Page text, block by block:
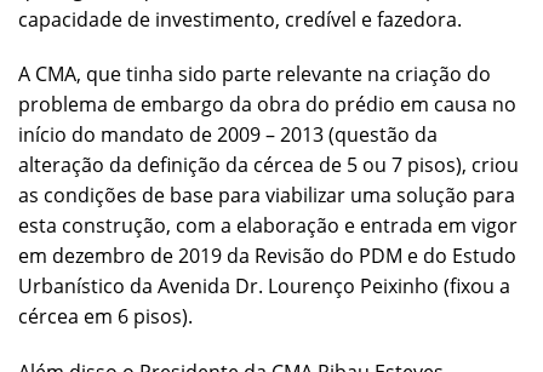
capacidade de investimento, credível e fazedora.
A CMA, que tinha sido parte relevante na criação do
problema de embargo da obra do prédio em causa no
início do mandato de 2009 – 2013 (questão da
alteração da definição da cércea de 5 ou 7 pisos), criou
as condições de base para viabilizar uma solução para
esta construção, com a elaboração e entrada em vigor
em dezembro de 2019 da Revisão do PDM e do Estudo
Urbanístico da Avenida Dr. Lourenço Peixinho (fixou a
cércea em 6 pisos).